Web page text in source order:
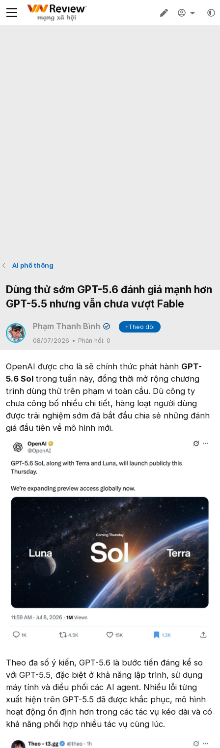
AI phổ thông
Dùng thử sớm GPT-5.6 đánh giá mạnh hơn
GPT-5.5 nhưng vẫn chưa vượt Fable
Phạm Thanh Bình ✔
+Theo dõi
08/07/2026
Phản hồi: 0
OpenAI được cho là sẽ chính thức phát hành GPT-
5.6 Sol trong tuần này, đồng thời mở rộng chương
trình dùng thử trên phạm vi toàn cầu. Dù công ty
chưa công bố nhiều chi tiết, hàng loạt người dùng
được trải nghiệm sớm đã bắt đầu chia sẻ những đánh
giá đầu tiên về mô hình mới.
Theo đa số ý kiến, GPT-5.6 là bước tiến đáng kể so
với GPT-5.5, đặc biệt ở khả năng lập trình, sử dụng
máy tính và điều phối các AI agent. Nhiều lỗi từng
xuất hiện trên GPT-5.5 đã được khắc phục, mô hình
hoạt động ổn định hơn trong các tác vụ kéo dài và có
khả năng phối hợp nhiều tác vụ cùng lúc.